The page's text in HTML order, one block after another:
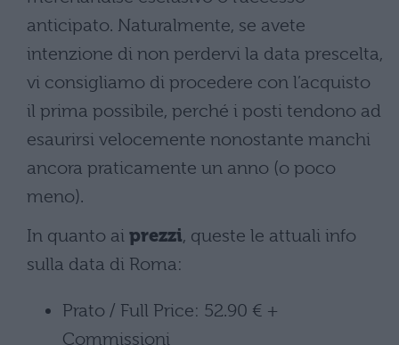
anticipato. Naturalmente, se avete
intenzione di non perdervi la data prescelta,
vi consigliamo di procedere con l’acquisto
il prima possibile, perché i posti tendono ad
esaurirsi velocemente nonostante manchi
ancora praticamente un anno (o poco
meno).
In quanto ai prezzi, queste le attuali info
sulla data di Roma:
Prato / Full Price: 52.90 € +
Commissioni